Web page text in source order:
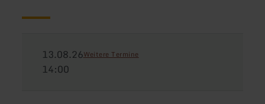
13.08.26Weitere Termine
14:00